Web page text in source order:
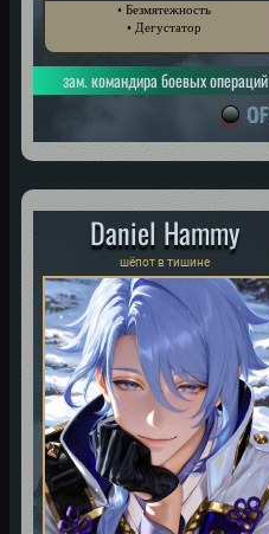
• Безмятежность
• Дегустатор
зам. командира боевых операций
Daniel Hammy
шёпот в тишине